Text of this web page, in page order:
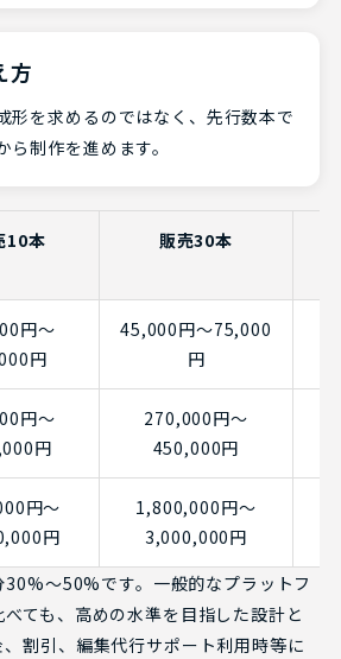
方
形を求めるのではなく、先行数本で
制作を進めます。
10本 販売30本
円〜
円
45,000円〜75,000
円
円〜
円
270,000円〜
450,000円
円〜
円
1,800,000円〜
3,000,000円
〜50%です。一般的なプラットフ
ても、高めの水準を目指した設計と
割引、編集代行サポート利用時等に